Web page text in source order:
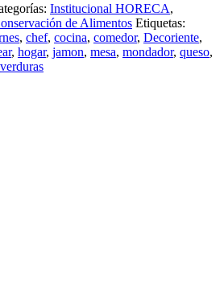
Institucional HORECA,
de Alimentos Etiquetas:
, chef, cocina, comedor, Decoriente,
, hogar, jamon, mesa, mondador, queso,
verduras